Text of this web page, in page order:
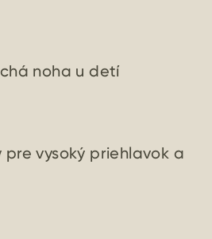
noha u detí
vysoký priehlavok a